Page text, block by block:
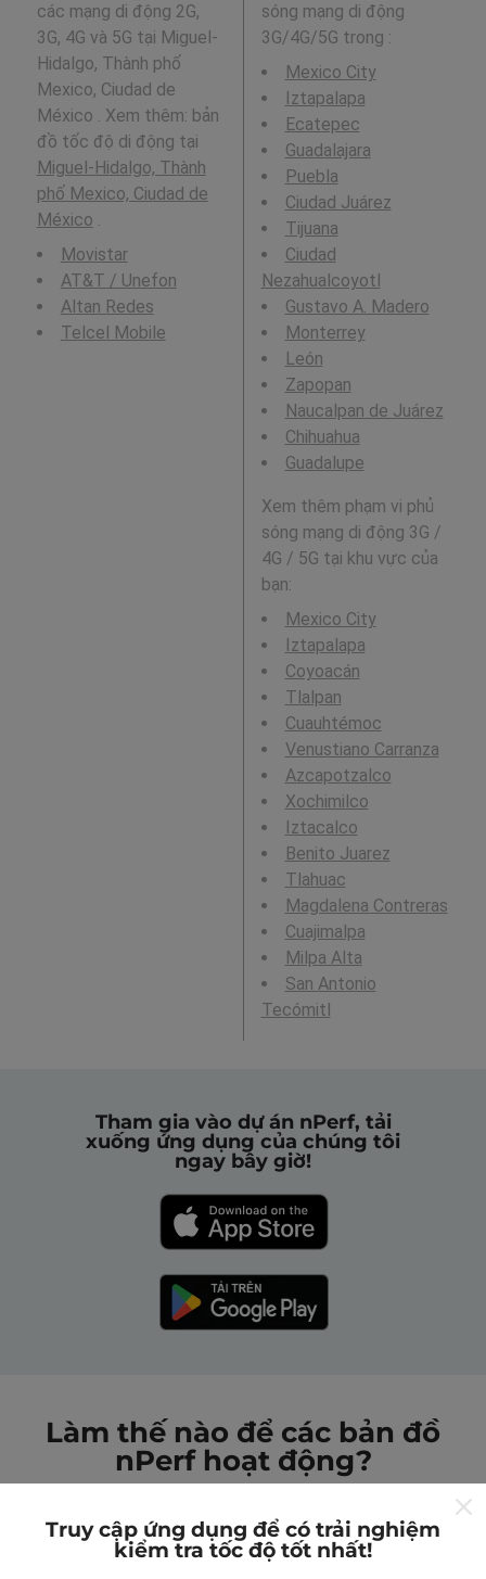
các mạng di động 2G,
3G, 4G và 5G tại Miguel-
Hidalgo, Thành phố
Mexico, Ciudad de
México . Xem thêm: bản
đồ tốc độ di động tại
Miguel-Hidalgo, Thành
phố Mexico, Ciudad de
México .
Movistar
AT&T / Unefon
Altan Redes
Telcel Mobile
sóng mạng di động
3G/4G/5G trong :
Mexico City
Iztapalapa
Ecatepec
Guadalajara
Puebla
Ciudad Juárez
Tijuana
Ciudad
Nezahualcoyotl
Gustavo A. Madero
Monterrey
León
Zapopan
Naucalpan de Juárez
Chihuahua
Guadalupe
Xem thêm phạm vi phủ
sóng mạng di động 3G /
4G / 5G tại khu vực của
bạn:
Mexico City
Iztapalapa
Coyoacán
Tlalpan
Cuauhtémoc
Venustiano Carranza
Azcapotzalco
Xochimilco
Iztacalco
Benito Juarez
Tlahuac
Magdalena Contreras
Cuajimalpa
Milpa Alta
San Antonio
Tecómitl
Tham gia vào dự án nPerf, tải
xuống ứng dụng của chúng tôi
ngay bây giờ!
Làm thế nào để các bản đồ
nPerf hoạt động?
Truy cập ứng dụng để có trải nghiệm
kiểm tra tốc độ tốt nhất!